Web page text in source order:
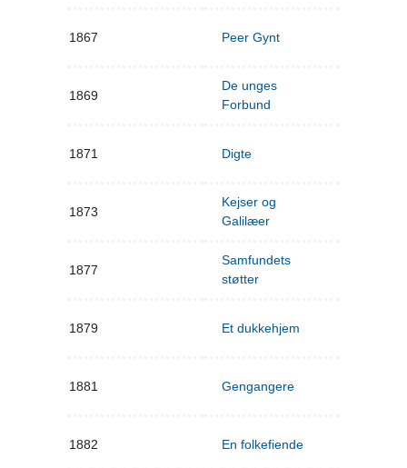
1867 Peer Gynt
1869
De unges
Forbund
1871 Digte
1873
Kejser og
Galilæer
1877
Samfundets
støtter
1879 Et dukkehjem
1881 Gengangere
1882 En folkefiende